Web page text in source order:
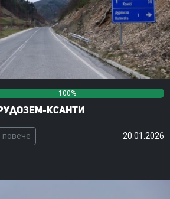
100% 0%
0%
Ксанти
повече 20.01.2026